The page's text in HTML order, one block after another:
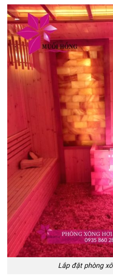
Lắp đặt phòng